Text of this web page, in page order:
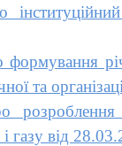
та
і
газу від